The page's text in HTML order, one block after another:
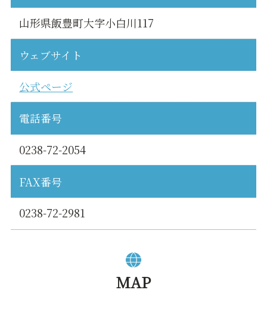
山形県飯豊町大字小白川117
ウェブサイト
公式ページ
電話番号
0238-72-2054
FAX番号
0238-72-2981
MAP